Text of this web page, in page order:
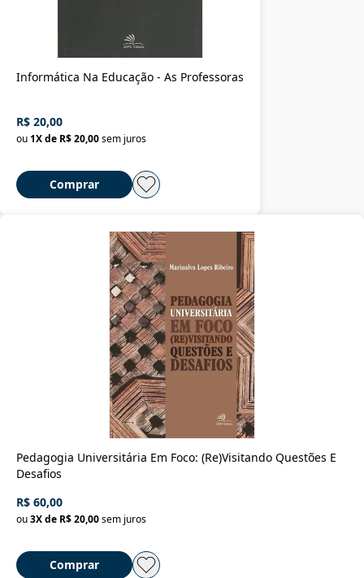
Informática Na Educação - As Professoras
R$ 20,00
ou1X de R$ 20,00sem juros
Comprar
Pedagogia Universitária Em Foco: (Re)Visitando Questões E
Desafios
R$ 60,00
ou3X de R$ 20,00sem juros
Comprar